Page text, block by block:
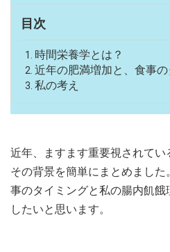
目次
時間栄養学とは？
近年の肥満増加と、食事
私の考え
近年、ますます重要視されてい
その背景を簡単にまとめまし
事のタイミングと私の腸内飢
したいと思います。